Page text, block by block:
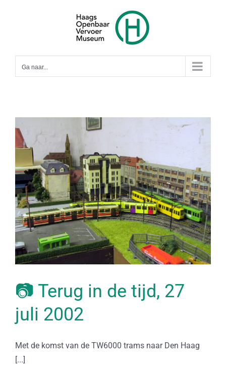
Ga naar...
📷 Terug in de tijd, 27
juli 2002
Met de komst van de TW6000 trams naar Den Haag
[...]